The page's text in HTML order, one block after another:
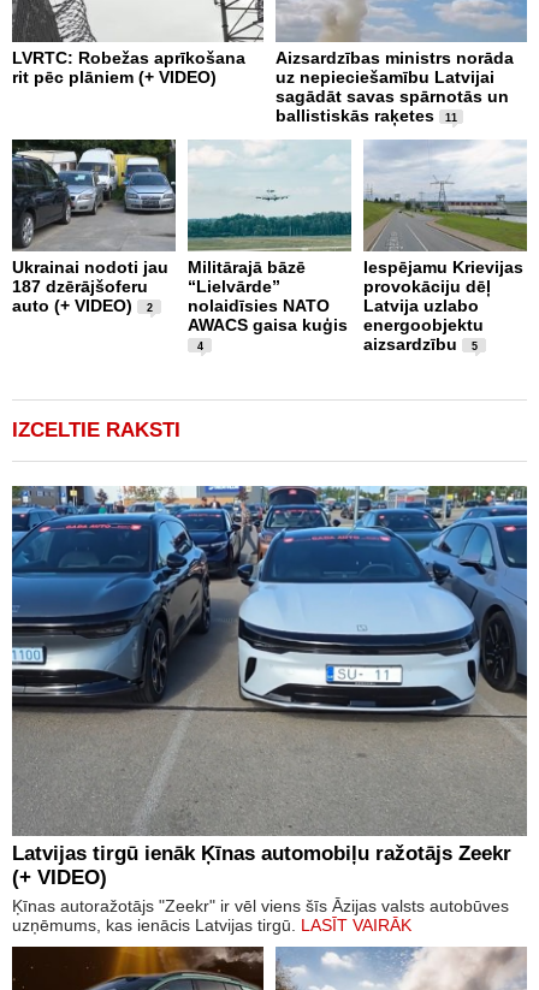
LVRTC: Robežas aprīkošana
rit pēc plāniem (+ VIDEO)
Aizsardzības ministrs norāda
uz nepieciešamību Latvijai
sagādāt savas spārnotās un
ballistiskās raķetes
11
Ukrainai nodoti jau
187 dzērājšoferu
auto (+ VIDEO)
2
Militārajā bāzē
“Lielvārde”
nolaidīsies NATO
AWACS gaisa kuģis
4
Iespējamu Krievijas
provokāciju dēļ
Latvija uzlabo
energoobjektu
aizsardzību
5
IZCELTIE RAKSTI
Latvijas tirgū ienāk Ķīnas automobiļu ražotājs Zeekr
(+ VIDEO)
Ķīnas autoražotājs "Zeekr" ir vēl viens šīs Āzijas valsts autobūves
uzņēmums, kas ienācis Latvijas tirgū. LASĪT VAIRĀK